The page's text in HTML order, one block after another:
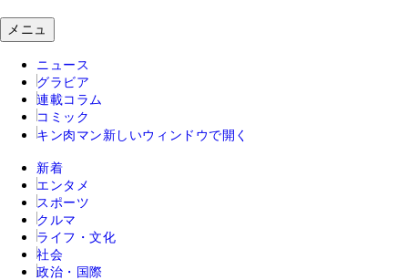
メニュ
ニュース
グラビア
連載コラム
コミック
キン肉マン 新しいウィンドウで開く
新着
エンタメ
スポーツ
クルマ
ライフ・文化
社会
政治・国際